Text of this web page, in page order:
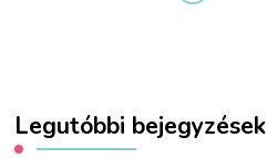
Legutóbbi bejegyzések